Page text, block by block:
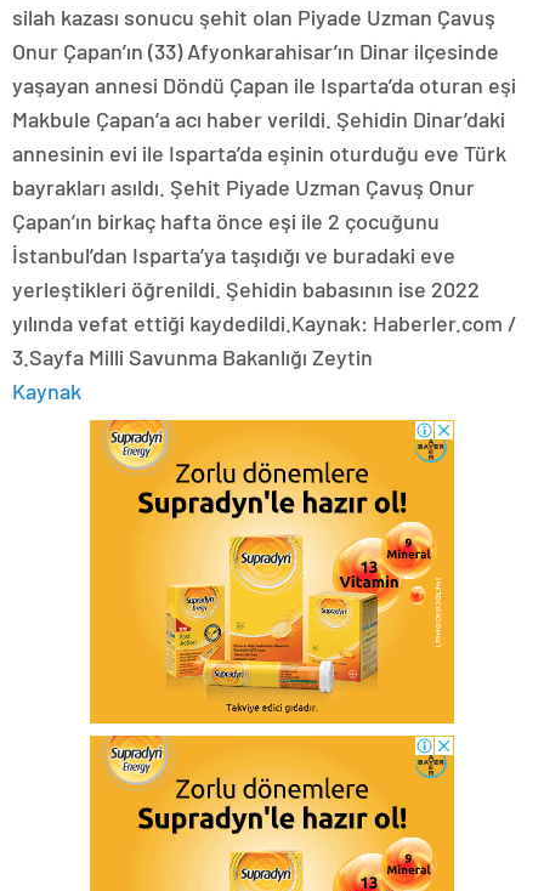
silah kazası sonucu şehit olan Piyade Uzman Çavuş
Onur Çapan’ın (33) Afyonkarahisar’ın Dinar ilçesinde
yaşayan annesi Döndü Çapan ile Isparta’da oturan eşi
Makbule Çapan’a acı haber verildi. Şehidin Dinar’daki
annesinin evi ile Isparta’da eşinin oturduğu eve Türk
bayrakları asıldı. Şehit Piyade Uzman Çavuş Onur
Çapan’ın birkaç hafta önce eşi ile 2 çocuğunu
İstanbul’dan Isparta’ya taşıdığı ve buradaki eve
yerleştikleri öğrenildi. Şehidin babasının ise 2022
yılında vefat ettiği kaydedildi.Kaynak: Haberler.com /
3.Sayfa Milli Savunma Bakanlığı Zeytin
Kaynak